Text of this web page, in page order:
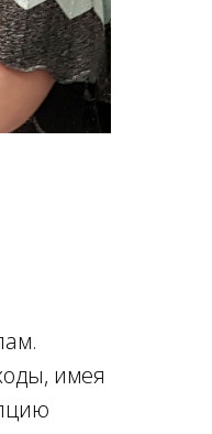
имея